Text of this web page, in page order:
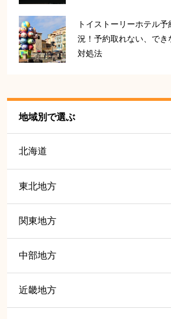
トイストーリーホテル予
況！予約取れない、でき
対処法
地域別で選ぶ
北海道
東北地方
山形
岩手
宮城
関東地方
茨木
埼玉
中部地方
石川
近畿地方